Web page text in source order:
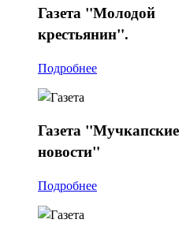
Газета "Молодой
крестьянин".
Подробнее
Газета "Мучкапские
новости"
Подробнее